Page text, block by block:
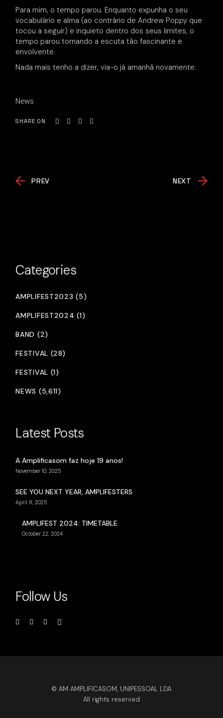
Para mim, o tempo parou. Enquanto expunha o seu
vocabulário e alma (ao contrário de Andrew Poppy que
tocou a seguir) e inquieto dentro dos seus limites, o
tempo parou tornando a escuta tão fascinante e
envolvente.
Nada mais tenho a dizer, via-o já amanhã novamente.
News
SHARE ON
PREV NEXT
Categories
AMPLIFEST2023 (5)
AMPLIFEST2024 (1)
BAND (2)
FESTIVAL (28)
FESTIVAL (1)
NEWS (5,611)
Latest Posts
A Amplificasom faz hoje 19 anos!
November 10, 2025
SEE YOU NEXT YEAR, AMPLIFESTERS
April 8, 2025
AMPLIFEST 2024: TIMETABLE
October 22, 2024
Follow Us
© AM AMPLIFICASOM, UNIPESSOAL LDA
All rights reserved